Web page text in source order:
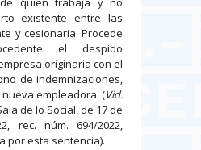
existente entre las
y cesionaria. Procede
el despido
originaria con el
de indemnizaciones,
empleadora. (Vid.
de lo Social, de 17 de
rec. núm. 694/2022,
por esta sentencia).